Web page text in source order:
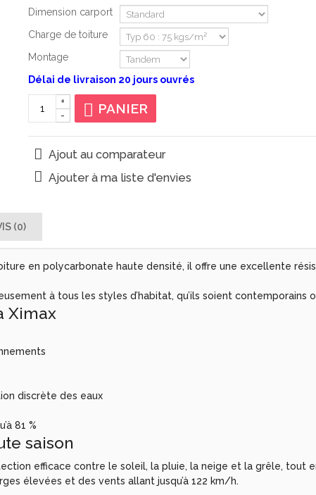
Dimension carport
Charge de toiture
Montage
Délai de livraison 20 jours ouvrés
-
+ PANIER
Ajout au comparateur
Ajouter à ma liste d'envies
(0)
en polycarbonate haute densité, il offre une excellente
à tous les styles d’habitat, qu’ils soient contemporains
Ximax
discrète des eaux
81 %
saison
efficace contre le soleil, la pluie, la neige et la grêle, tout
élevées et des vents allant jusqu’à 122 km/h.